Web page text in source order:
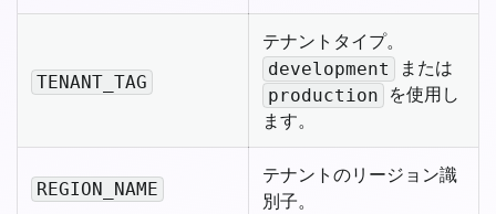
TENANT_TAG
テナントタイプ。
development または
production
を使用し
ます。
REGION_NAME
テナントのリージョン識
別子。